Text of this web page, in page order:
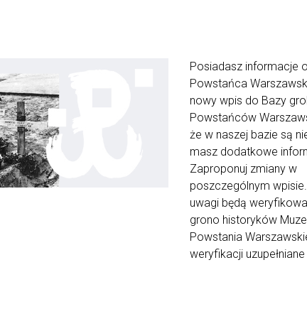
Posiadasz informacje
Powstańca
nowy wpis do Bazy
Powstańców
że w naszej bazie są
masz dodatkowe
Zaproponuj zmiany w
poszczególnym
uwagi będą
grono historyków
Powstania
weryfikacji uzupełniane